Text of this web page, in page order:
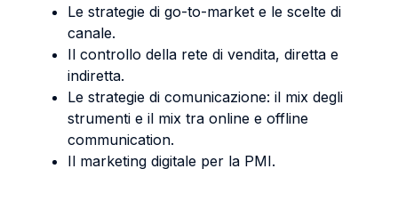
Le strategie di go-to-market e le scelte di
canale.
Il controllo della rete di vendita, diretta e
indiretta.
Le strategie di comunicazione: il mix degli
strumenti e il mix tra online e offline
communication.
Il marketing digitale per la PMI.